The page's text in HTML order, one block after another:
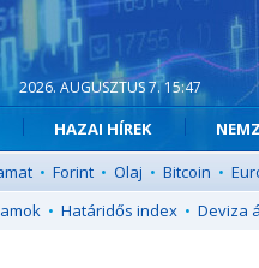
2026. AUGUSZTUS 7. 15:47
HAZAI HÍREK
• Forint • Olaj • Bitcoin •
• Határidős index • Deviza